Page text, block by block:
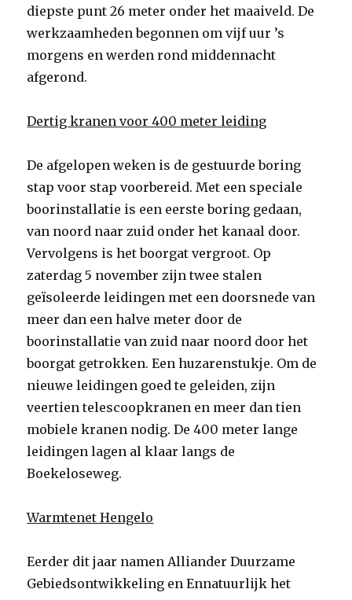
diepste punt 26 meter onder het maaiveld. De
werkzaamheden begonnen om vijf uur ’s
morgens en werden rond middennacht
afgerond.
Dertig kranen voor 400 meter leiding
De afgelopen weken is de gestuurde boring
stap voor stap voorbereid. Met een speciale
boorinstallatie is een eerste boring gedaan,
van noord naar zuid onder het kanaal door.
Vervolgens is het boorgat vergroot. Op
zaterdag 5 november zijn twee stalen
geïsoleerde leidingen met een doorsnede van
meer dan een halve meter door de
boorinstallatie van zuid naar noord door het
boorgat getrokken. Een huzarenstukje. Om de
nieuwe leidingen goed te geleiden, zijn
veertien telescoopkranen en meer dan tien
mobiele kranen nodig. De 400 meter lange
leidingen lagen al klaar langs de
Boekeloseweg.
Warmtenet Hengelo
Eerder dit jaar namen Alliander Duurzame
Gebiedsontwikkeling en Ennatuurlijk het